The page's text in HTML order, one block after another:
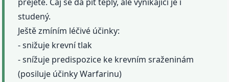
studený.
Ještě zmíním léčivé účinky:
- snižuje krevní tlak
- snížuje predispozice ke krevním sraženinám
(posiluje účinky Warfarinu)